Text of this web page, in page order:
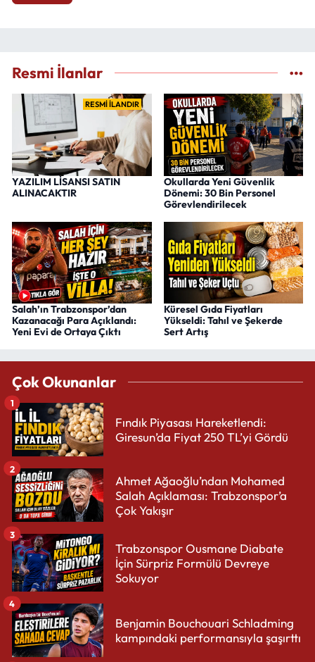
Resmi İlanlar
RESMİ İLANDIR
YAZILIM LİSANSI SATIN
ALINACAKTIR
Okullarda Yeni Güvenlik
Dönemi: 30 Bin Personel
Görevlendirilecek
Salah’ın Trabzonspor’dan
Kazanacağı Para Açıklandı:
Yeni Evi de Ortaya Çıktı
Küresel Gıda Fiyatları
Yükseldi: Tahıl ve Şekerde
Sert Artış
Çok Okunanlar
Fındık Piyasası Hareketlendi:
Giresun’da Fiyat 250 TL’yi Gördü
1
Ahmet Ağaoğlu’ndan Mohamed
Salah Açıklaması: Trabzonspor’a
Çok Yakışır
2
Trabzonspor Ousmane Diabate
İçin Sürpriz Formülü Devreye
Sokuyor
3
Benjamin Bouchouari Schladming
kampındaki performansıyla şaşırttı
4